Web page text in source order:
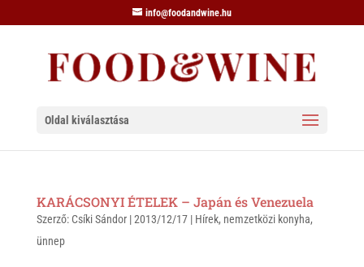
info@foodandwine.hu
Oldal kiválasztása
KARÁCSONYI ÉTELEK – Japán és Venezuela
Szerző: Csíki Sándor|2013/12/17| Hírek, nemzetközi konyha,
ünnep